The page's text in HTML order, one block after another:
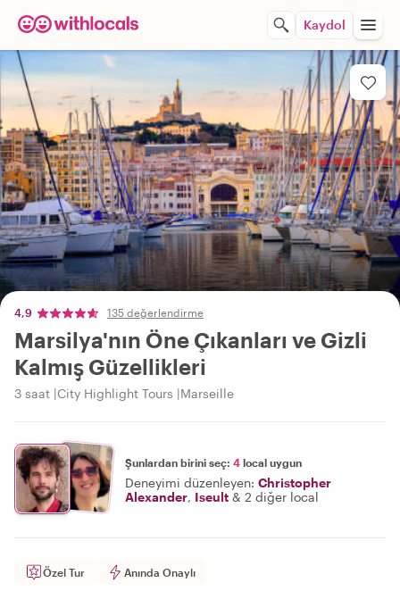
Kaydol
4,9 135 değerlendirme
Marsilya'nın Öne Çıkanları ve Gizli
Kalmış Güzellikleri
3 saat City Highlight Tours Marseille
Şunlardan birini seç: 4 local uygun
Deneyimi düzenleyen: Christopher
Alexander, Iseult & 2 diğer local
Özel Tur Anında Onaylı